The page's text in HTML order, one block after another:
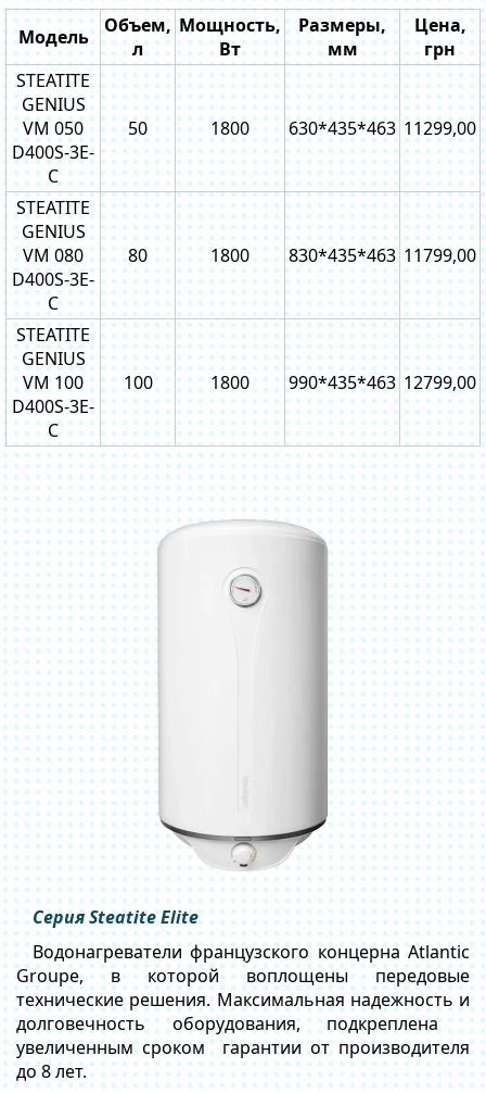
Модель
Объем,
л
Мощность,
Вт
Размеры,
мм
Цена,
грн
STEATITE
GENIUS
VM 050
D400S-3E-
C
50 1800 630*435*463 11299,00
STEATITE
GENIUS
VM 080
D400S-3E-
C
80 1800 830*435*463 11799,00
STEATITE
GENIUS
VM 100
D400S-3E-
C
100 1800 990*435*463 12799,00
Серия Steatite Elite
Водонагреватели французского концерна Atlantic
Groupe, в которой воплощены передовые
технические решения. Максимальная надежность и
долговечность оборудования, подкреплена
увеличенным сроком гарантии от производителя
до 8 лет.